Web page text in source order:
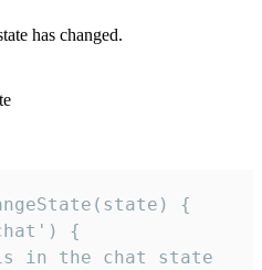
has changed.
{
{
in the chat state